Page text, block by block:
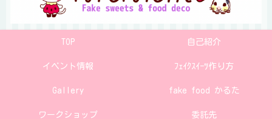
TOP 自己紹介
イベント情報 ﾌｪｲｸｽｲｰﾂ作り方
Gallery fake food かるた
ワークショップ 委託先